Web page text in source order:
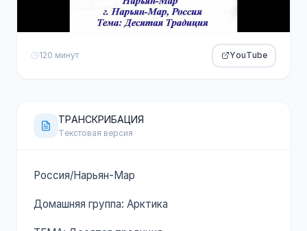
120 минут YouTube
ТРАНСКРИБАЦИЯ
Текстовая версия
Россия/Нарьян-Мар
Домашняя группа: Арктика